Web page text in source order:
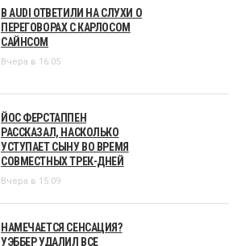
В AUDI ОТВЕТИЛИ НА СЛУХИ О
ПЕРЕГОВОРАХ С КАРЛОСОМ
САЙНСОМ
Вчера в 16:05
ЙОС ФЕРСТАППЕН
РАССКАЗАЛ, НАСКОЛЬКО
УСТУПАЕТ СЫНУ ВО ВРЕМЯ
СОВМЕСТНЫХ ТРЕК-ДНЕЙ
Вчера в 15:09
НАМЕЧАЕТСЯ СЕНСАЦИЯ?
УЭББЕР УДАЛИЛ ВСЕ